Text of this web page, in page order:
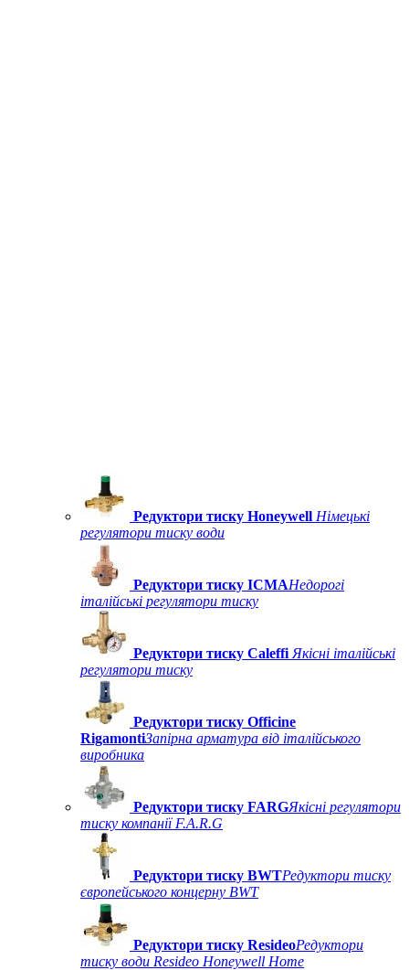
Редуктори тиску Honeywell Німецькі
регулятори тиску води
Редуктори тиску ICMAНедорогі
італійські регулятори тиску
Редуктори тиску Caleffi Якісні італійські
регулятори тиску
Редуктори тиску Officine
RigamontiЗапірна арматура від італійського
виробника
Редуктори тиску FARGЯкісні регулятори
тиску компанії F.A.R.G
Редуктори тиску BWTРедуктори тиску
європейського концерну BWT
Редуктори тиску ResideoРедуктори
тиску води Resideo Honeywell Home